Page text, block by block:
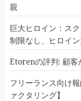
親
巨大ヒロイン：ス
制限なし、ヒロイン
Etorenの評判: 顧客
フリーランス向け
ァクタリング】